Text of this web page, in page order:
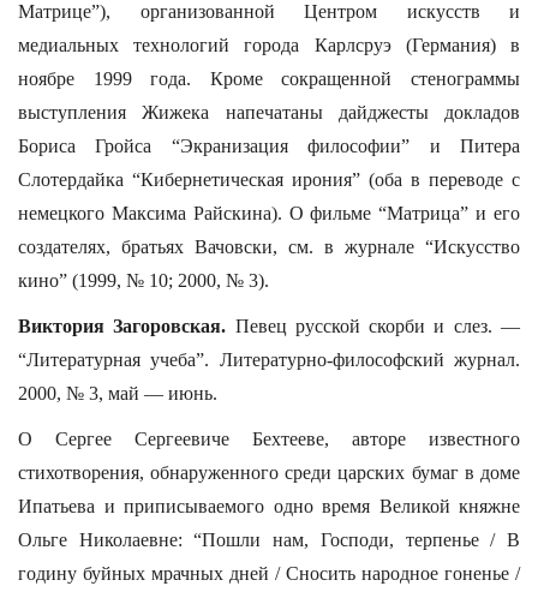
Матрице”), организованной Центром искусств и
медиальных технологий города Карлсруэ (Германия) в
ноябре 1999 года. Кроме сокращенной стенограммы
выступления Жижека напечатаны дайджесты докладов
Бориса Гройса “Экранизация философии” и Питера
Слотердайка “Кибернетическая ирония” (оба в переводе с
немецкого Максима Райскина). О фильме “Матрица” и его
создателях, братьях Вачовски, см. в журнале “Искусство
кино” (1999, № 10; 2000, № 3).
Виктория Загоровская. Певец русской скорби и слез. —
“Литературная учеба”. Литературно-философский журнал.
2000, № 3, май — июнь.
О Сергее Сергеевиче Бехтееве, авторе известного
стихотворения, обнаруженного среди царских бумаг в доме
Ипатьева и приписываемого одно время Великой княжне
Ольге Николаевне: “Пошли нам, Господи, терпенье / В
годину буйных мрачных дней / Сносить народное гоненье /